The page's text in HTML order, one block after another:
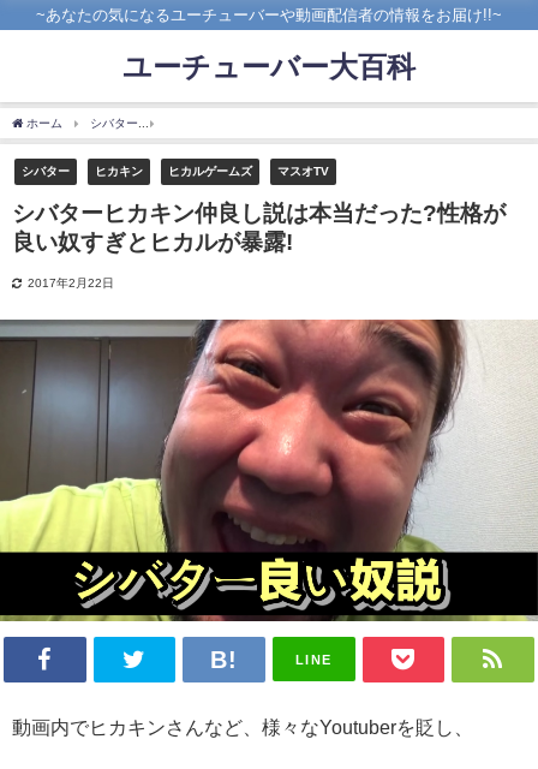
~あなたの気になるユーチューバーや動画配信者の情報をお届け!!~
ユーチューバー大百科
ホーム シバター
シバター ヒカキン ヒカルゲームズ マスオTV
シバターヒカキン仲良し説は本当だった?性格が
良い奴すぎとヒカルが暴露!
2017年2月22日
LINE
動画内でヒカキンさんなど、様々なYoutuberを貶し、